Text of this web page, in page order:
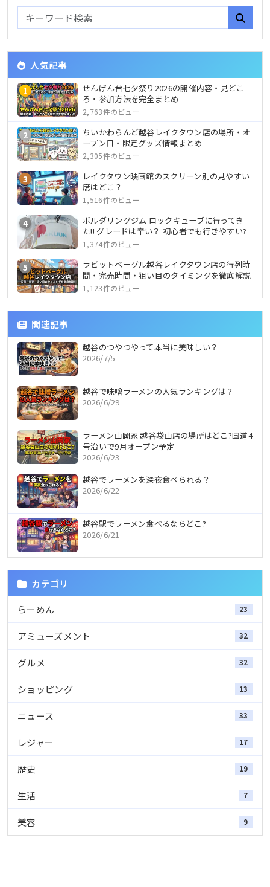
人気記事
1
せんげん台七夕祭り2026の開催内容・見どこ
ろ・参加方法を完全まとめ
2,763件のビュー
2
ちいかわらんど越谷レイクタウン店の場所・オ
ープン日・限定グッズ情報まとめ
2,305件のビュー
3
レイクタウン映画館のスクリーン別の見やすい
席はどこ？
1,516件のビュー
4
ボルダリングジム ロックキューブに行ってき
た!! グレードは辛い？ 初心者でも行きやすい?
1,374件のビュー
5
ラビットベーグル越谷レイクタウン店の行列時
間・完売時間・狙い目のタイミングを徹底解説
1,123件のビュー
関連記事
越谷のつやつやって本当に美味しい？
2026/7/5
越谷で味噌ラーメンの人気ランキングは？
2026/6/29
ラーメン山岡家 越谷袋山店の場所はどこ?国道4
号沿いで9月オープン予定
2026/6/23
越谷でラーメンを深夜食べられる？
2026/6/22
越谷駅でラーメン食べるならどこ?
2026/6/21
カテゴリ
らーめん 23
アミューズメント 32
グルメ 32
ショッピング 13
ニュース 33
レジャー 17
歴史 19
生活 7
美容 9